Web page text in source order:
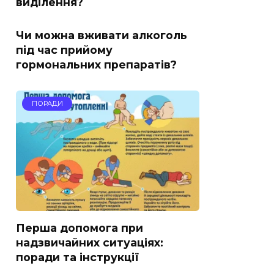
Чи можна вживати алкоголь
під час прийому
гормональних препаратів?
ПОРАДИ
Перша допомога при
надзвичайних ситуаціях:
поради та інструкції